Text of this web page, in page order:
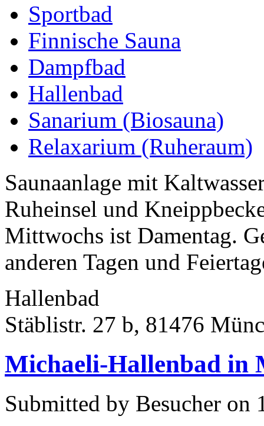
Sportbad
Finnische Sauna
Dampfbad
Hallenbad
Sanarium (Biosauna)
Relaxarium (Ruheraum)
Saunaanlage mit
Ruheinsel und
Mittwochs ist Damentag.
anderen Tagen und
Hallenbad
Stäblistr. 27 b, 81476
Michaeli-Hallenbad in
Submitted by Besucher on